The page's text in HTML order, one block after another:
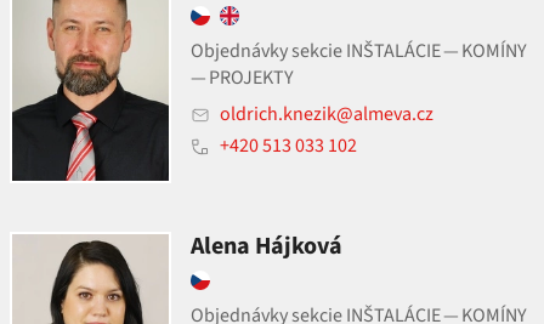
Objednávky sekcie INŠTALÁCIE — KOMÍNY
— PROJEKTY
oldrich.knezik@almeva.cz
+420 513 033 102
Alena Hájková
Objednávky sekcie INŠTALÁCIE — KOMÍNY